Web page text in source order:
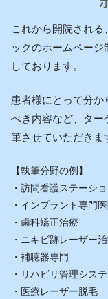
これから開院され
ックのホームページ
しております。
患者様にとって分
べき内容など、ター
筆させていただきま
【執筆分野の例】
・訪問看護ステーシ
・インプラント専門
・歯科矯正治療
・ニキビ跡レーザー
・補聴器専門
・リハビリ管理シス
・医療レーザー脱毛